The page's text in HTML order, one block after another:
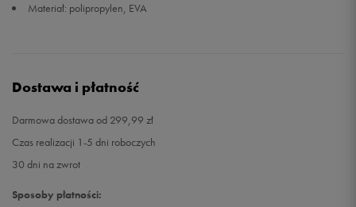
Materiał: polipropylen, EVA
Dostawa i płatność
Darmowa dostawa od 299,99 zł
Czas realizacji 1-5 dni roboczych
30 dni na zwrot
Sposoby płatności: